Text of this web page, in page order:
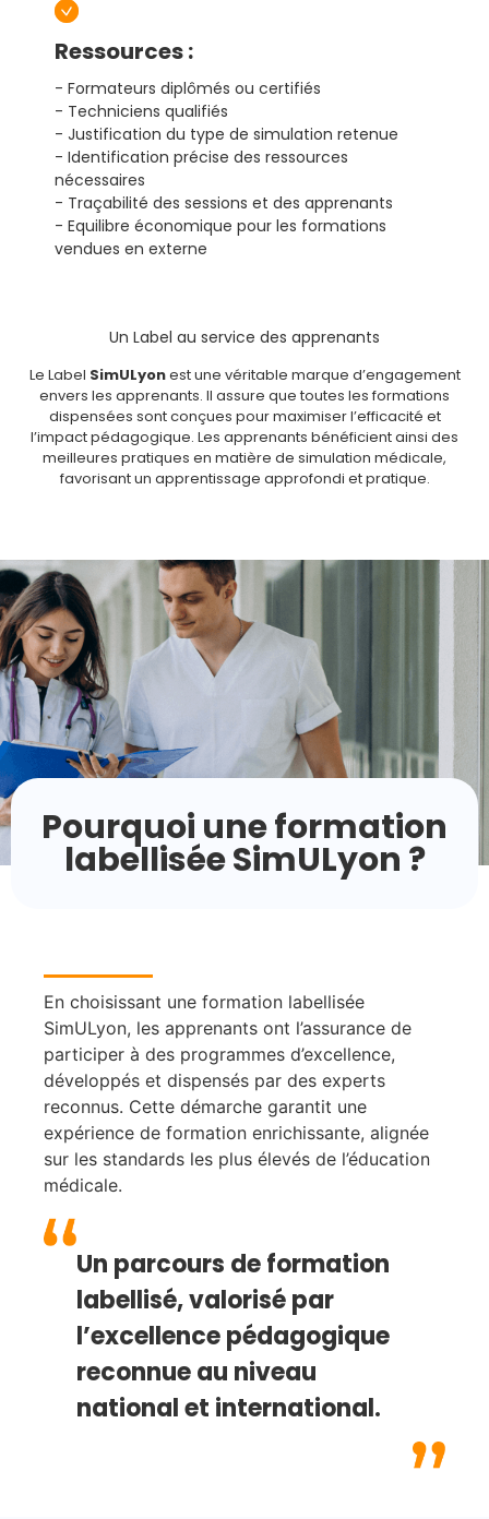
Ressources :
- Formateurs diplômés ou certifiés
- Techniciens qualifiés
- Justification du type de simulation retenue
- Identification précise des ressources
nécessaires
- Traçabilité des sessions et des apprenants
- Equilibre économique pour les formations
vendues en externe
Un Label au service des apprenants
Le Label SimULyonest une véritable marque d’engagement
envers les apprenants. Il assure que toutes les formations
dispensées sont conçues pour maximiser l’efficacité et
l’impact pédagogique. Les apprenants bénéficient ainsi des
meilleures pratiques en matière de simulation médicale,
favorisant un apprentissage approfondi et pratique.
Pourquoi une formation
labellisée SimULyon ?
En choisissant une formation labellisée
SimULyon, les apprenants ont l’assurance de
participer à des programmes d’excellence,
développés et dispensés par des experts
reconnus. Cette démarche garantit une
expérience de formation enrichissante, alignée
sur les standards les plus élevés de l’éducation
médicale.
Un parcours de formation
labellisé, valorisé par
l’excellence pédagogique
reconnue au niveau
national et international.